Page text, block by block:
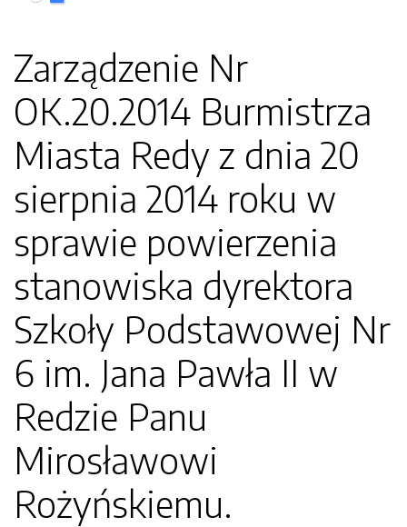
Zarządzenie Nr
OK.20.2014 Burmistrza
Miasta Redy z dnia 20
sierpnia 2014 roku w
sprawie powierzenia
stanowiska dyrektora
Szkoły Podstawowej Nr
6 im. Jana Pawła II w
Redzie Panu
Mirosławowi
Rożyńskiemu.